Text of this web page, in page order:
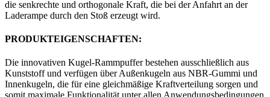
die senkrechte und orthogonale Kraft, die bei der Anfahrt an der
Laderampe durch den Stoß erzeugt wird.
PRODUKTEIGENSCHAFTEN:
Die innovativen Kugel-Rammpuffer bestehen ausschließlich aus
Kunststoff und verfügen über Außenkugeln aus NBR-Gummi und
Innenkugeln, die für eine gleichmäßige Kraftverteilung sorgen und